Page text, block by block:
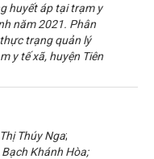
huyết áp tại trạm y
năm 2021. Phân
trạng quản lý
y tế xã, huyện Tiên
Thúy Nga;
Bạch Khánh Hòa;